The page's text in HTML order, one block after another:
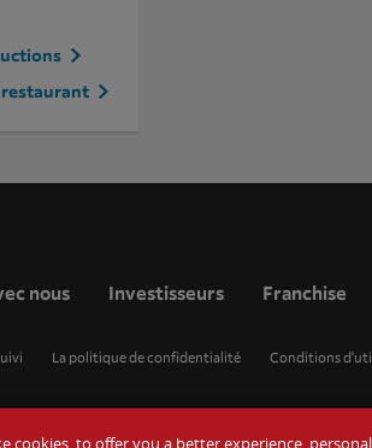
restaurant
nous Investisseurs Franchise
La politique de confidentialité Conditions
cookies, to offer you a better experience,